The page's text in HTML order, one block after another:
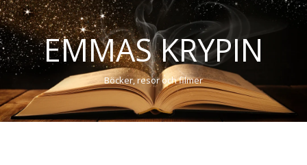
EMMAS KRYPIN
Böcker, resor och filmer